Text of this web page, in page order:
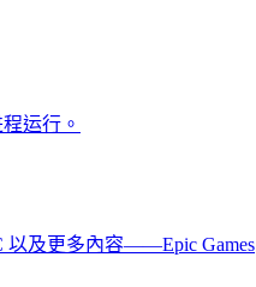
运行。
以及更多內容——Epic Games